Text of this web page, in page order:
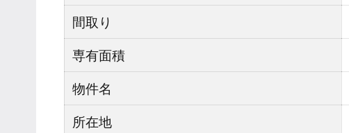
間取り
専有面積
物件名
所在地